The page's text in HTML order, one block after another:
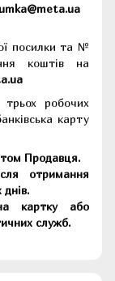
посилки та №
коштів на
робочих
карту
Продавця.
отримання
картку або
служб.